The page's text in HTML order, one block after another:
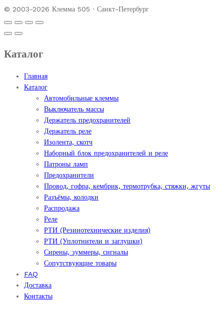
© 2003-2026 Клемма 505 · Санкт-Петербург
Каталог
Главная
Каталог
Автомобильные клеммы
Выключатель массы
Держатель предохранителей
Держатель реле
Изолента, скотч
Наборный блок предохранителей и реле
Патроны ламп
Предохранители
Провод, гофра, кембрик, термотрубка, стяжки, жгуты
Разъёмы, колодки
Распродажа
Реле
РТИ (Резинотехнические изделия)
РТИ (Уплотнители и заглушки)
Сирены, зуммеры, сигналы
Сопутствующие товары
FAQ
Доставка
Контакты